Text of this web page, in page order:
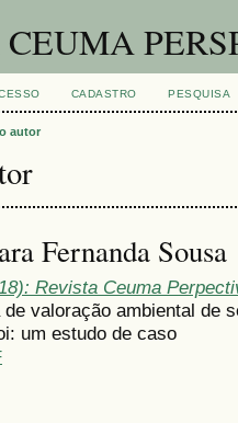
CADASTRO PESQUISA
autor
Fernanda Sousa
Revista Ceuma
de valoração ambiental de
um estudo de caso